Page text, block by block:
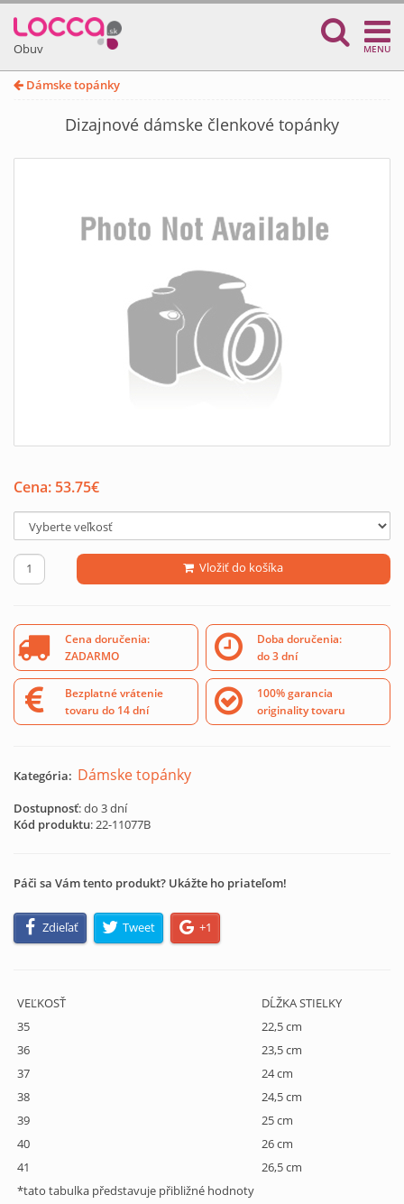
Obuv MENU
Dámske topánky
Dizajnové dámske členkové topánky
Cena: 53.75€
Vložiť do košíka
Cena doručenia:
ZADARMO
Doba doručenia:
do 3 dní
Bezplatné vrátenie
tovaru do 14 dní
100% garancia
originality tovaru
Kategória: Dámske topánky
Dostupnosť: do 3 dní
Kód produktu:22-11077B
Páči sa Vám tento produkt? Ukážte ho priateľom!
Zdieľať Tweet +1
VEĽKOSŤ
DĹŽKA STIELKY
35
22,5 cm
36
23,5 cm
37
24 cm
38
24,5 cm
39
25 cm
40
26 cm
41
26,5 cm
*tato tabulka představuje přibližné hodnoty